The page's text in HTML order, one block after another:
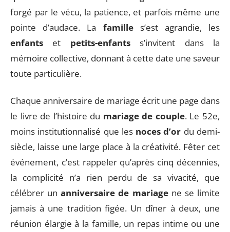
forgé par le vécu, la patience, et parfois même une
pointe d’audace. La familles’est agrandie, les
enfants et petits-enfantss’invitent dans la
mémoire collective, donnant à cette date une saveur
toute particulière.
Chaque anniversaire de mariage écrit une page dans
le livre de l’histoire du mariage de couple. Le 52e,
moins institutionnalisé que les noces d’or du demi-
siècle, laisse une large place à la créativité. Fêter cet
événement, c’est rappeler qu’après cinq décennies,
la complicité n’a rien perdu de sa vivacité, que
célébrer unanniversaire de mariagene se limite
jamais à une tradition figée. Un dîner à deux, une
réunion élargie à la famille, un repas intime ou une